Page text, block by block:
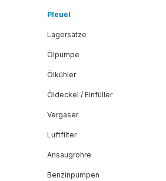
Pleuel
Lagersätze
Ölpumpe
Ölkühler
Öldeckel / Einfüller
Vergaser
Luftfilter
Ansaugrohre
Benzinpumpen